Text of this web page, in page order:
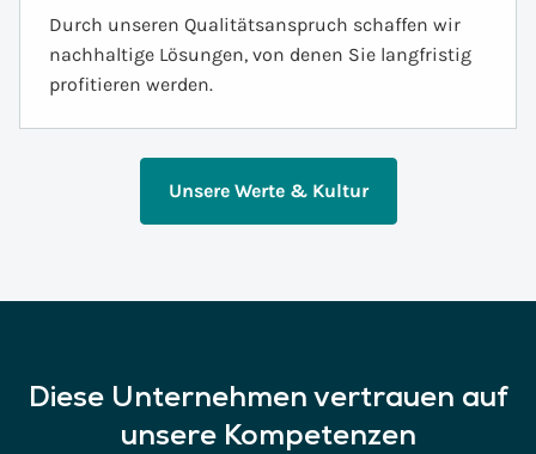
Durch unseren Qualitätsanspruch schaffen wir
nachhaltige Lösungen, von denen Sie langfristig
profitieren werden.
Unsere Werte & Kultur
Diese Unternehmen vertrauen auf
unsere Kompetenzen